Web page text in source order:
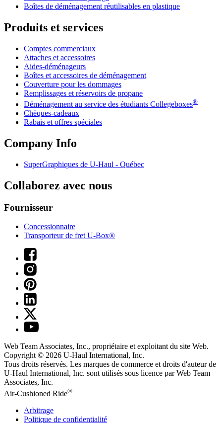
Boîtes de déménagement réutilisables en plastique
Produits et services
Comptes commerciaux
Attaches et accessoires
Aides-déménageurs
Boîtes et accessoires de déménagement
Couverture pour les dommages
Remplissages et réservoirs de propane
Déménagement au service des étudiants Collegeboxes®
Chèques-cadeaux
Rabais et offres spéciales
Company Info
SuperGraphiques de U-Haul - Québec
Collaborez avec nous
Fournisseur
Concessionnaire
Transporteur de fret U-Box®
Web Team Associates, Inc., propriétaire et exploitant du site Web.
Copyright © 2026 U-Haul International, Inc.
Tous droits réservés. Les marques de commerce et droits d'auteur de
U-Haul International, Inc. sont utilisés sous licence par Web Team
Associates, Inc.
Air-Cushioned Ride®
Arbitrage
Politique de confidentialité